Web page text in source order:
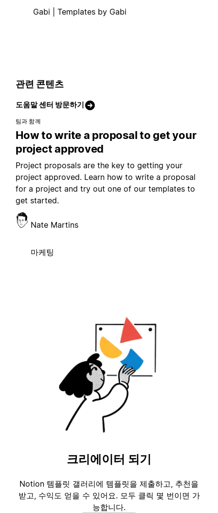
Gabi | Templates by Gabi
관련 콘텐츠
도움말 센터 방문하기
팀과 함께
How to write a proposal to get your
project approved
Project proposals are the key to getting your
project approved. Learn how to write a proposal
for a project and try out one of our templates to
get started.
Nate Martins
마케팅
크리에이터 되기
Notion 템플릿 갤러리에 템플릿을 제출하고, 추천을
받고, 수익도 얻을 수 있어요. 모두 클릭 몇 번이면 가
능합니다.